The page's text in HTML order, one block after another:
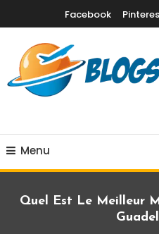
To
Content
Facebook
Menu
Quel Est Le Meilleur